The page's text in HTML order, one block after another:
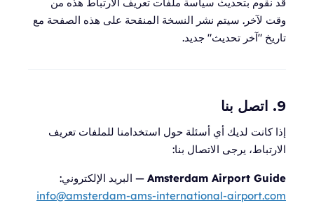
وقت لآخر. سيتم نشر النسخة المنقحة على هذه الصفحة مع
تاريخ "آخر تحديث" جديد.
9. اتصل بنا
إذا كانت لديك أي أسئلة حول استخدامنا للملفات تعريف
الارتباط، يرجى الاتصال بنا:
Amsterdam Airport Guide — البريد الإلكتروني:
info@amsterdam-ams-international-airport.com